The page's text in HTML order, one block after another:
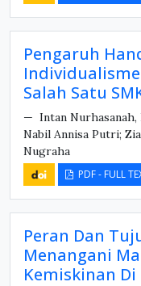
Pengaruh
Salah Satu
Intan Nurhasanah,
Nabil Annisa Putri;
Nugraha
PDF - FULL
Peran Dan
Menangani
Kemiskinan